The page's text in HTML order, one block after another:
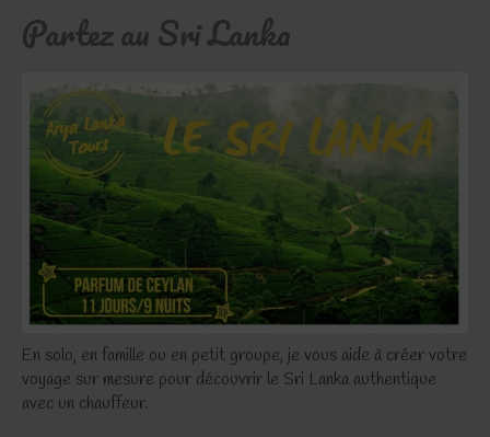
Partez au Sri Lanka
En solo, en famille ou en petit groupe, je vous aide à créer votre
voyage sur mesure pour découvrir le Sri Lanka authentique
avec un chauffeur.